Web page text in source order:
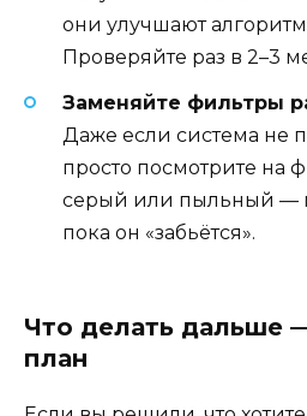
они улучшают
Проверяйте раз в 2–3
Заменяйте фильтры
Даже если система не
просто посмотрите на
серый или пыльный —
пока он «забьётся».
Что делать дальше
план